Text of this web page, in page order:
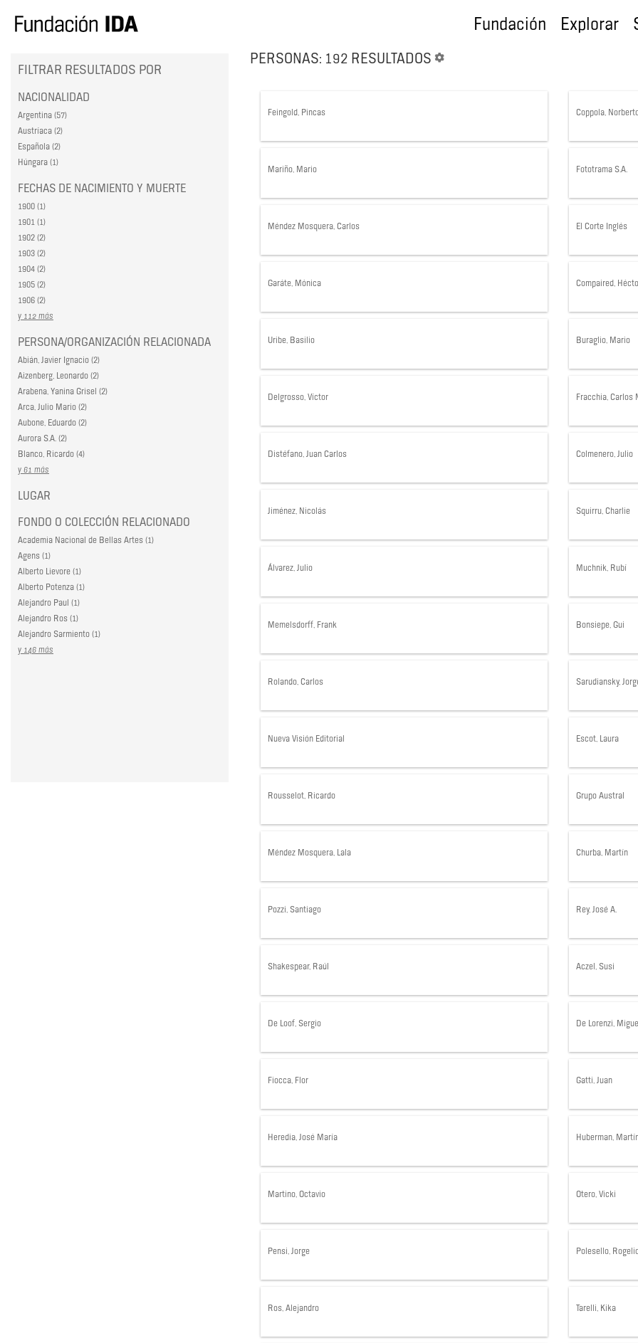
Fundación Explorar
FILTRAR RESULTADOS POR
NACIONALIDAD
Argentina (57)
Austríaca (2)
Española (2)
Húngara (1)
FECHAS DE NACIMIENTO Y MUERTE
1900 (1)
1901 (1)
1902 (2)
1903 (2)
1904 (2)
1905 (2)
1906 (2)
y 112 más
PERSONA/ORGANIZACIÓN RELACIONADA
Abián, Javier Ignacio (2)
Aizenberg, Leonardo (2)
Arabena, Yanina Grisel (2)
Arca, Julio Mario (2)
Aubone, Eduardo (2)
Aurora S.A. (2)
Blanco, Ricardo (4)
y 61 más
LUGAR
FONDO O COLECCIÓN RELACIONADO
Academia Nacional de Bellas Artes (1)
Agens (1)
Alberto Lievore (1)
Alberto Potenza (1)
Alejandro Paul (1)
Alejandro Ros (1)
Alejandro Sarmiento (1)
y 146 más
PERSONAS: 192 RESULTADOS
Feingold, Pincas Coppola,
Mariño, Mario Fototrama S.A.
Méndez Mosquera, Carlos El Corte Inglés
Garáte, Mónica Compaired,
Uribe, Basilio Buraglio, Mario
Delgrosso, Víctor Fracchia, Carlos
Distéfano, Juan Carlos Colmenero, Julio
Jiménez, Nicolás Squirru, Charlie
Álvarez, Julio Muchnik, Rubí
Memelsdorff, Frank Bonsiepe, Gui
Rolando, Carlos Sarudiansky,
Nueva Visión Editorial Escot, Laura
Rousselot, Ricardo Grupo Austral
Méndez Mosquera, Lala Churba, Martín
Pozzi, Santiago Rey, José A.
Shakespear, Raúl Aczel, Susi
De Loof, Sergio De Lorenzi,
Fiocca, Flor Gatti, Juan
Heredia, José María Huberman,
Martino, Octavio Otero, Vicki
Pensi, Jorge Polesello,
Ros, Alejandro Tarelli, Kika